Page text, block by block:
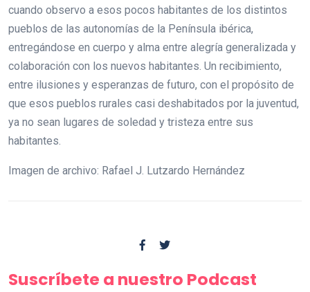
cuando observo a esos pocos habitantes de los distintos
pueblos de las autonomías de la Península ibérica,
entregándose en cuerpo y alma entre alegría generalizada y
colaboración con los nuevos habitantes. Un recibimiento,
entre ilusiones y esperanzas de futuro, con el propósito de
que esos pueblos rurales casi deshabitados por la juventud,
ya no sean lugares de soledad y tristeza entre sus
habitantes.
Imagen de archivo: Rafael J. Lutzardo Hernández
Suscríbete a nuestro Podcast